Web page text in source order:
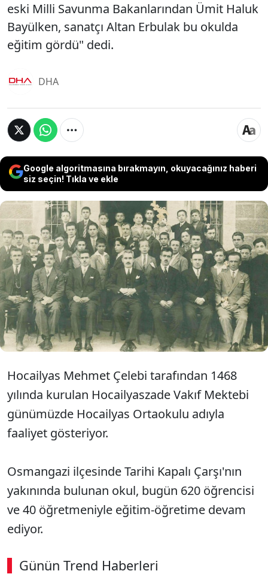
eski Milli Savunma Bakanlarından Ümit Haluk
Bayülken, sanatçı Altan Erbulak bu okulda
eğitim gördü" dedi.
DHA
Google algoritmasına bırakmayın, okuyacağınız haberi
siz seçin! Tıkla ve ekle
Bursa'daki Hocailyas Ortaokulu Türkiye'nin en eski
eğitim kurumlarından biri... Okulun Müdür
Yardımcısı Ömer Kadri Bozeli, "Okulumuz,
Türkiye'de aralıksız en uzun süre eğitim veren tek
eğitim kurumu. Eski Milli Eğitim Bakanlarından
Orhan Cemal Fersoy, eski Milli Savunma
Bakanlarından Ümit Haluk Bayülken, sanatçı Altan
Erbulak bu okulda eğitim gördü" dedi.
Hocailyas Mehmet Çelebi tarafından 1468
yılında kurulan Hocailyaszade Vakıf Mektebi
günümüzde Hocailyas Ortaokulu adıyla
faaliyet gösteriyor.
Osmangazi ilçesinde Tarihi Kapalı Çarşı'nın
yakınında bulunan okul, bugün 620 öğrencisi
ve 40 öğretmeniyle eğitim-öğretime devam
ediyor.
Günün Trend Haberleri
00:03 / 09:08